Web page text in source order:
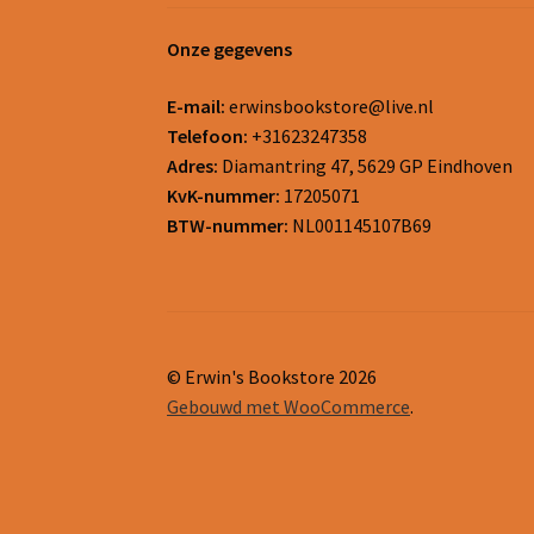
Onze gegevens
E-mail: erwinsbookstore@live.nl
Telefoon: +31623247358
Adres: Diamantring 47, 5629 GP Eindhoven
KvK-nummer: 17205071
BTW-nummer: NL001145107B69
© Erwin's Bookstore 2026
Gebouwd met WooCommerce.